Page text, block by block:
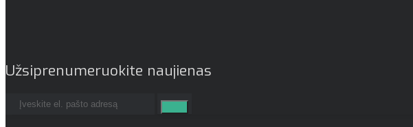
Užsiprenumeruokite naujienas